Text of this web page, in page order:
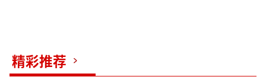
精彩推荐